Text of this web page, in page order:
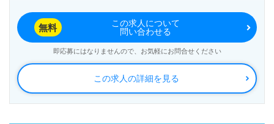
す。フィットネスマシンを活用した機能訓練や、認知
症予防を目的とした手芸活動を通じて、ご利用者様の
生活の質を向上させることに力を入れています。介護
職未経験者も歓迎ですが、看護助手や介護職の経験が
ある方には特にお勧めの職場です。
この求人の詳細を見る
無料
この求人について
問い合わせる
即応募にはなりませんので、お気軽にお問合せください